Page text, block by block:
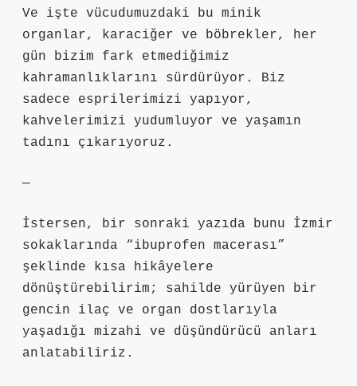
Ve işte vücudumuzdaki bu minik
organlar, karaciğer ve böbrekler, her
gün bizim fark etmediğimiz
kahramanlıklarını sürdürüyor. Biz
sadece esprilerimizi yapıyor,
kahvelerimizi yudumluyor ve yaşamın
tadını çıkarıyoruz.
—
İstersen, bir sonraki yazıda bunu İzmir
sokaklarında “ibuprofen macerası”
şeklinde kısa hikâyelere
dönüştürebilirim; sahilde yürüyen bir
gencin ilaç ve organ dostlarıyla
yaşadığı mizahi ve düşündürücü anları
anlatabiliriz.